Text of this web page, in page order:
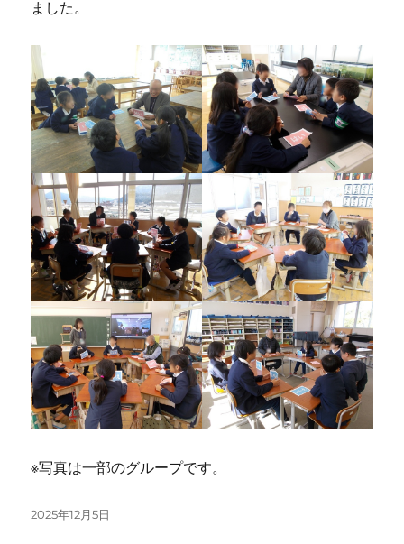
ました。
※写真は一部のグループです。
投
2025年12月5日